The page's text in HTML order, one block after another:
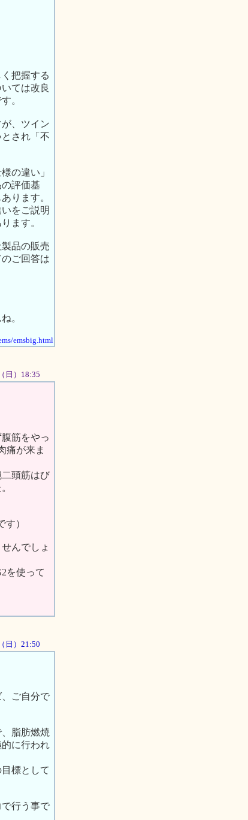
把握する
ては改良
。
、ツイン
され「不
の違い」
評価基
ります。
をご説明
ます。
品の販売
ご回答は
。
emsbig.html
日）18:35
筋をやっ
痛が来ま
頭筋はび
）
んでしょ
を使って
日）21:50
ご自分で
脂肪燃焼
に行われ
標として
行う事で